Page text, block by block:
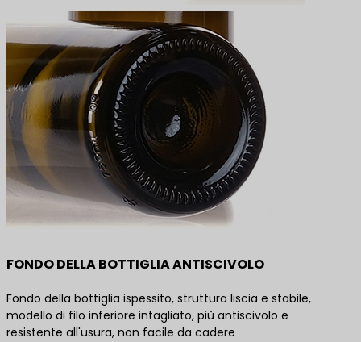
FONDO DELLA BOTTIGLIA ANTISCIVOLO
Fondo della bottiglia ispessito, struttura liscia e stabile,
modello di filo inferiore intagliato, più antiscivolo e
resistente all'usura, non facile da cadere